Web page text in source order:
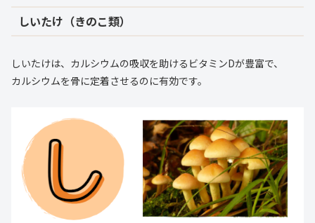
しいたけ（きのこ類）
しいたけは、カルシウムの吸収を助けるビタミンDが豊富で、
カルシウムを骨に定着させるのに有効です。